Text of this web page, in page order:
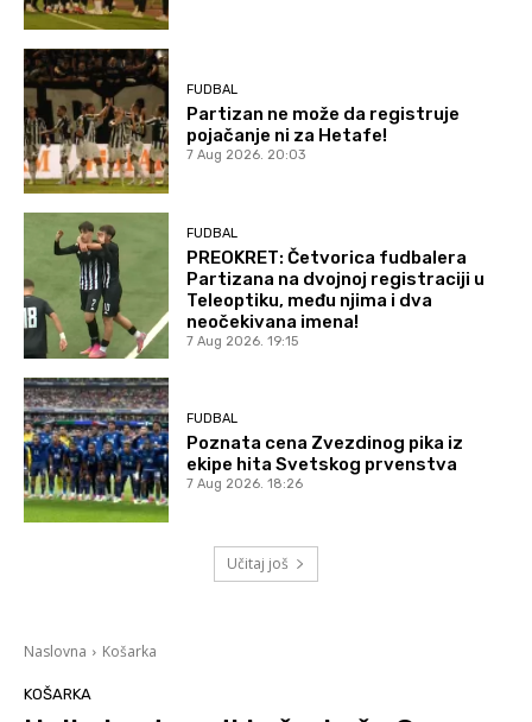
FUDBAL
Partizan ne može da registruje
pojačanje ni za Hetafe!
7 Aug 2026. 20:03
FUDBAL
PREOKRET: Četvorica fudbalera
Partizana na dvojnoj registraciji u
Teleoptiku, među njima i dva
neočekivana imena!
7 Aug 2026. 19:15
FUDBAL
Poznata cena Zvezdinog pika iz
ekipe hita Svetskog prvenstva
7 Aug 2026. 18:26
Učitaj još